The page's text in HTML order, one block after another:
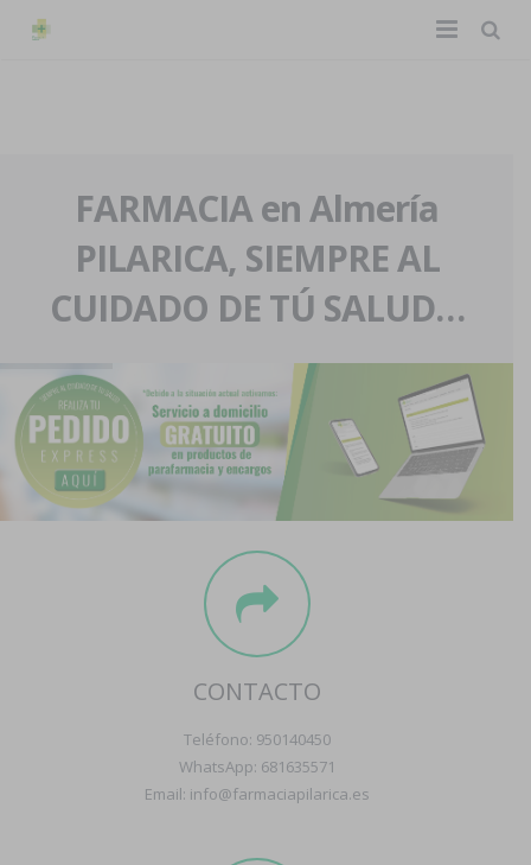
La farmacia
Nuestra historia
Nuestro equipo
Eventos
Servicios y reservas
Pedidos express
Blog
Contacto
Boletín
FARMACIA en Almería
PILARICA, SIEMPRE AL
CUIDADO DE TÚ SALUD…
CONTACTO
Teléfono: 950140450
WhatsApp: 681635571
Email: info@farmaciapilarica.es